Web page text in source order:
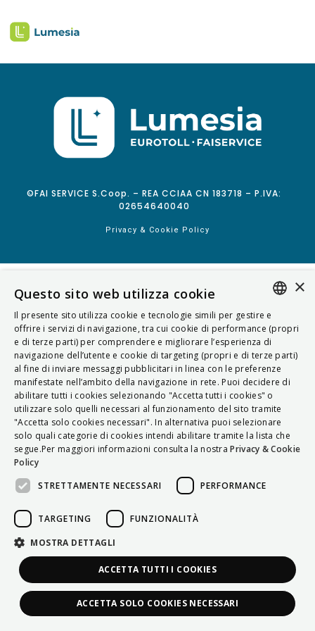
©FAI SERVICE S.Coop. – REA CCIAA CN 183718 – P.IVA:
02654640040
Privacy & Cookie Policy
ITALIAN
ENGLISH
FRENCH
HUNGARIAN
DEUTSCH
POLSKI
PORTUGUÊS
×
Questo sito web utilizza cookie
Il presente sito utilizza cookie e tecnologie simili per gestire e
offrire i servizi di navigazione, tra cui cookie di performance (propri
e di terze parti) per comprendere e migliorare l’esperienza di
navigazione dell’utente e cookie di targeting (propri e di terze parti)
al fine di inviare messaggi pubblicitari in linea con le preferenze
manifestate nell’ambito della navigazione in rete. Puoi decidere di
abilitare tutti i cookies selezionando "Accetta tutti i cookies" o
utilizzare solo quelli necessari al funzionamento del sito tramite
"Accetta solo cookies necessari". In alternativa puoi selezionare
solo quali categorie di cookies intendi abilitare tramite la lista che
segue.Per maggiori informazioni consulta la nostra Privacy & Cookie
Policy
STRETTAMENTE NECESSARI
PERFORMANCE
TARGETING FUNZIONALITÀ
MOSTRA DETTAGLI
ACCETTA TUTTI I COOKIES
ACCETTA SOLO COOKIES NECESSARI